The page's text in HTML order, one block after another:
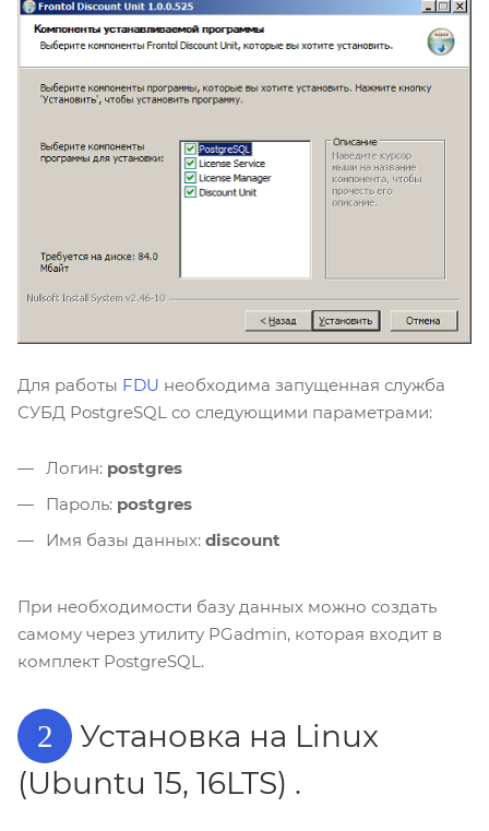
Для работы FDU необходима запущенная служба
СУБД PostgreSQL со следующими параметрами:
Логин: postgres
Пароль: postgres
Имя базы данных: discount
При необходимости базу данных можно создать
самому через утилиту PGadmin, которая входит в
комплект PostgreSQL.
2
Установка на Linux
(Ubuntu 15, 16LTS) .